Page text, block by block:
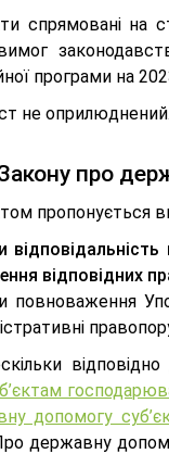
спрямовані на
програми на
не
про
пропонується
відповідних
повноваження
допомогу
державну